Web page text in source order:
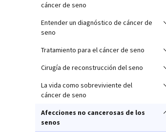
cáncer de seno
Entender un diagnóstico de cáncer de
seno
Tratamiento para el cáncer de seno
Cirugía de reconstrucción del seno
La vida como sobreviviente del
cáncer de seno
Afecciones no cancerosas de los
senos